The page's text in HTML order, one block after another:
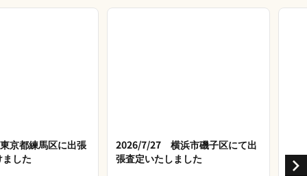
京都練馬区に出張
した
2026/7/27 横浜市磯子区にて出
張査定いたしました